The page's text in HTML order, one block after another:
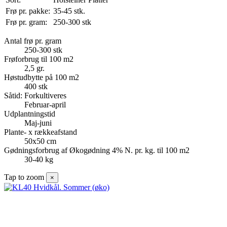
Frø pr. pakke: 35-45 stk.
Frø pr. gram:
250-300 stk
Antal frø pr. gram
250-300 stk
Frøforbrug til 100 m2
2,5 gr.
Høstudbytte på 100 m2
400 stk
Såtid: Forkultiveres
Februar-april
Udplantningstid
Maj-juni
Plante- x rækkeafstand
50x50 cm
Gødningsforbrug af Økogødning 4% N. pr. kg. til 100 m2
30-40 kg
Tap to zoom ×